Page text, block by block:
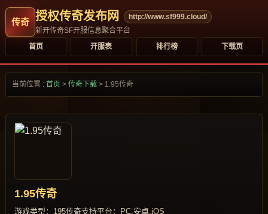
授权传奇发布网
http://www.sf999.cloud/
新开传奇SF开服信息聚合平台
首页
开服表 排行榜 下载页
当前位置 : 首页 > 传奇下载 > 1.95传奇
1.95传奇
游戏类型：195传奇支持平台：PC,安卓,iOS